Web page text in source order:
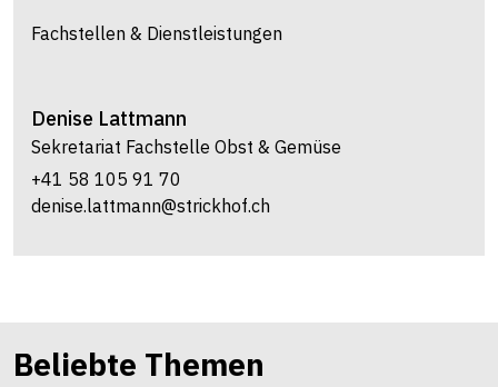
Fachstellen & Dienstleistungen
Denise Lattmann
Sekretariat Fachstelle Obst & Gemüse
+41 58 105 91 70
denise.lattmann@strickhof.ch
Beliebte Themen